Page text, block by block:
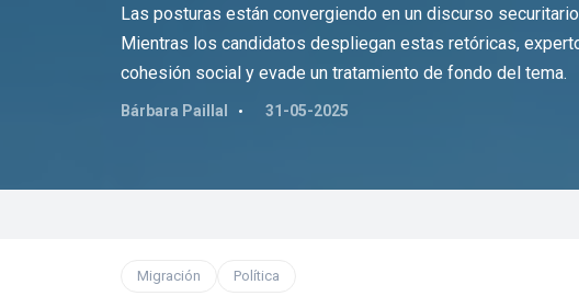
Las posturas están convergiendo en un discurso
Mientras los candidatos despliegan estas retóricas,
cohesión social y evade un tratamiento de fondo del tema.
Bárbara Paillal 31-05-2025
Migración Política